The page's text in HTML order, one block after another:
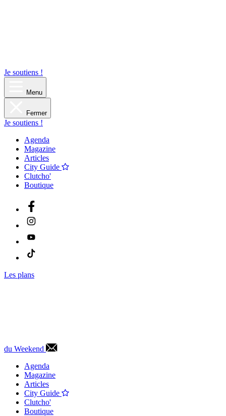
Je soutiens !
Menu
Fermer
Je soutiens !
Agenda
Magazine
Articles
City Guide
Clutcho'
Boutique
Les plans
du Weekend
Agenda
Magazine
Articles
City Guide
Clutcho'
Boutique